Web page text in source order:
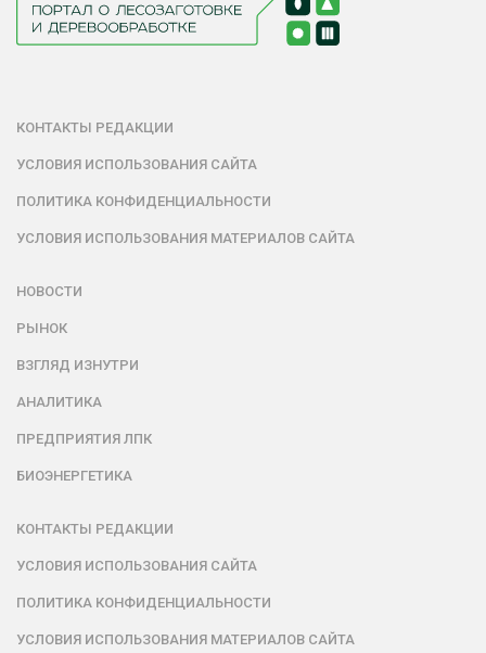
КОНТАКТЫ РЕДАКЦИИ
УСЛОВИЯ ИСПОЛЬЗОВАНИЯ САЙТА
ПОЛИТИКА КОНФИДЕНЦИАЛЬНОСТИ
УСЛОВИЯ ИСПОЛЬЗОВАНИЯ МАТЕРИАЛОВ САЙТА
НОВОСТИ
РЫНОК
ВЗГЛЯД ИЗНУТРИ
АНАЛИТИКА
ПРЕДПРИЯТИЯ ЛПК
БИОЭНЕРГЕТИКА
КОНТАКТЫ РЕДАКЦИИ
УСЛОВИЯ ИСПОЛЬЗОВАНИЯ САЙТА
ПОЛИТИКА КОНФИДЕНЦИАЛЬНОСТИ
УСЛОВИЯ ИСПОЛЬЗОВАНИЯ МАТЕРИАЛОВ САЙТА